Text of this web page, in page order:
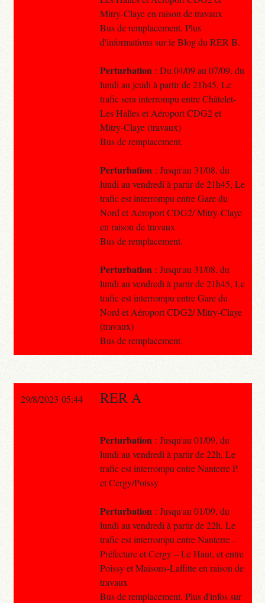
Mitry-Claye en raison de travaux
Bus de remplacement. Plus
d'informations sur le Blog du RER B.
Perturbation : Du 04/09 au 07/09, du
lundi au jeudi à partir de 21h45, Le
trafic sera interrompu entre Châtelet-
Les Halles et Aéroport CDG2 et
Mitry-Claye (travaux)
Bus de remplacement.
Perturbation : Jusqu'au 31/08, du
lundi au vendredi à partir de 21h45, Le
trafic est interrompu entre Gare du
Nord et Aéroport CDG2/ Mitry-Claye
en raison de travaux
Bus de remplacement.
Perturbation : Jusqu'au 31/08, du
lundi au vendredi à partir de 21h45, Le
trafic est interrompu entre Gare du
Nord et Aéroport CDG2/ Mitry-Claye
(travaux)
Bus de remplacement.
29/8/2023 05:44 RER A
Perturbation : Jusqu'au 01/09, du
lundi au vendredi à partir de 22h, Le
trafic est interrompu entre Nanterre P.
et Cergy/Poissy
Perturbation : Jusqu'au 01/09, du
lundi au vendredi à partir de 22h, Le
trafic est interrompu entre Nanterre –
Préfecture et Cergy – Le Haut, et entre
Poissy et Maisons-Laffitte en raison de
travaux
Bus de remplacement. Plus d'infos sur